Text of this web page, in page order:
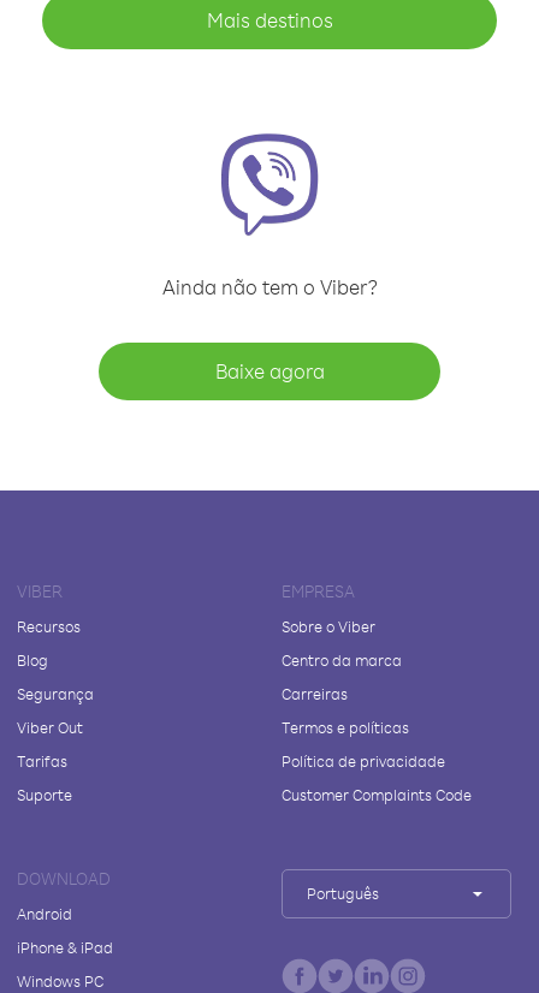
Mais destinos
Ainda não tem o Viber?
Baixe agora
VIBER
Recursos
Blog
Segurança
Viber Out
Tarifas
Suporte
EMPRESA
Sobre o Viber
Centro da marca
Carreiras
Termos e políticas
Política de privacidade
Customer Complaints Code
DOWNLOAD
Android
iPhone & iPad
Windows PC
Português